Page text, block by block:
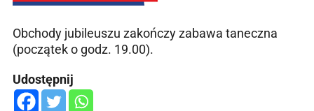
Obchody jubileuszu zakończy zabawa taneczna
(początek o godz. 19.00).
Udostępnij